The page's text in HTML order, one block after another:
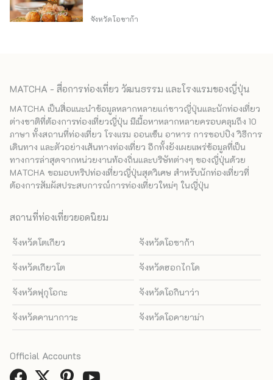
จังหวัดโอซาก้า
MATCHA - สื่อการท่องเที่ยว วัฒนธรรม และโรงแรมของญี่ปุ่น
MATCHA เป็นสื่อแนะนำข้อมูลหลากหลายแก่ชาวญี่ปุ่นและนักท่องเที่ยว
ต่างชาติที่ต้องการท่องเที่ยวญี่ปุ่น มีเนื้อหาหลากหลายครอบคลุมถึง 10
ภาษา ทั้งสถานที่ท่องเที่ยว โรงแรม ออนเซ็น อาหาร การชอปปิง วิธีการ
เดินทาง และตัวอย่างเส้นทางท่องเที่ยว อีกทั้งยังเผยแพร่ข้อมูลที่เป็น
ทางการล่าสุดจากหน่วยงานท้องถิ่นและบริษัทต่างๆ ของญี่ปุ่นด้วย
MATCHA ขอมอบทริปท่องเที่ยวญี่ปุ่นสุดวิเศษ สำหรับนักท่องเที่ยวที่
ต้องการสัมผัสประสบการณ์การท่องเที่ยวใหม่ๆ ในญี่ปุ่น
สถานที่ท่องเที่ยวยอดนิยม
จังหวัดโตเกียว จังหวัดโอซาก้า
จังหวัดเกียวโต จังหวัดฮอกไกโด
จังหวัดฟุกุโอกะ จังหวัดโอกินาว่า
จังหวัดคานากาวะ จังหวัดโอคายาม่า
Official Accounts